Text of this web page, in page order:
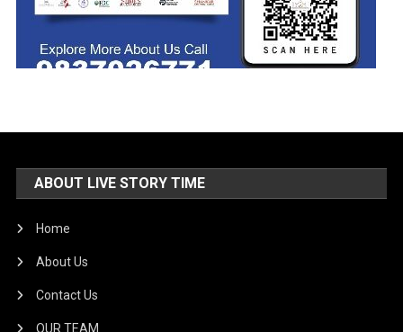
ABOUT LIVE STORY TIME
Home
About Us
Contact Us
OUR TEAM